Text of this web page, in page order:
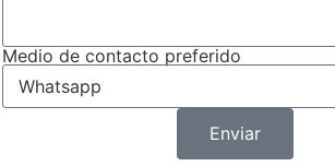
Medio de contacto preferido
Enviar